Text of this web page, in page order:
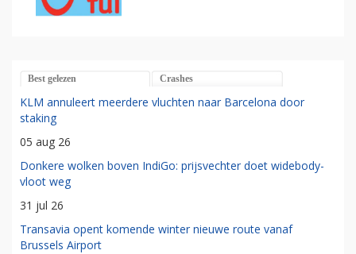
Best gelezen Crashes
KLM annuleert meerdere vluchten naar Barcelona door
staking
05 aug 26
Donkere wolken boven IndiGo: prijsvechter doet widebody-
vloot weg
31 jul 26
Transavia opent komende winter nieuwe route vanaf
Brussels Airport